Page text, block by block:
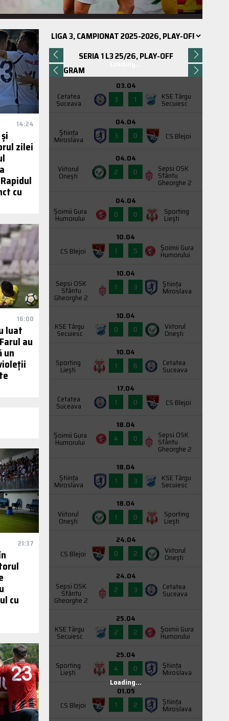
14:24
zilei
cu
16:00
luat
au
un
21:37
cu
SERIA 1 L3 25/26, PLAY-OFF
PROGRAM
Cetatea
Suceava
03.04
3
1 KSE Târgu
Secuiesc
Știința
Miroslava
04.04
3
0 CS Blejoi
Viitorul
Onești
04.04
2
0 Sepsi OSK
Sfântu
Gheorghe 2
Şoimii Gura
Humorului
04.04
0
0 Sporting
Liești
CS Blejoi
10.04
1
5 Şoimii Gura
Humorului
Sepsi OSK
Sfântu
Gheorghe 2
10.04
1
3 Știința
Miroslava
KSE Târgu
Secuiesc
10.04
0
0 Viitorul
Onești
Sporting
Liești
10.04
1
6 Cetatea
Suceava
Cetatea
Suceava
17.04
1
0 CS Blejoi
Şoimii Gura
Humorului
18.04
4
0 Sepsi OSK
Sfântu
Gheorghe 2
Știința
Miroslava
18.04
1
3 KSE Târgu
Secuiesc
Viitorul
Onești
18.04
1
0 Sporting
Liești
CS Blejoi
24.04
0
2 Viitorul
Onești
Sepsi OSK
Sfântu
Gheorghe 2
24.04
2
3 Cetatea
Suceava
KSE Târgu
Secuiesc
25.04
2
2 Şoimii Gura
Humorului
Sporting
Liești
25.04
4
0 Știința
Miroslava
CS Blejoi
01.05
1
2 Știința
Miroslava
Loading...